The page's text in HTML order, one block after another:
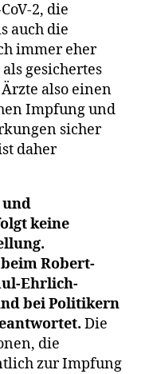
2, die
auch die
immer eher
gesichertes
also einen
Impfung und
sicher
daher
keine
Robert-
Ehrlich-
bei Politikern
Die
die
zur Impfung